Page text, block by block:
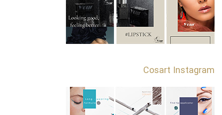
Cosart Instagram